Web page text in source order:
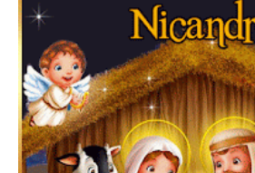
▷GIF de Feliz Navidad 2025【❤️】